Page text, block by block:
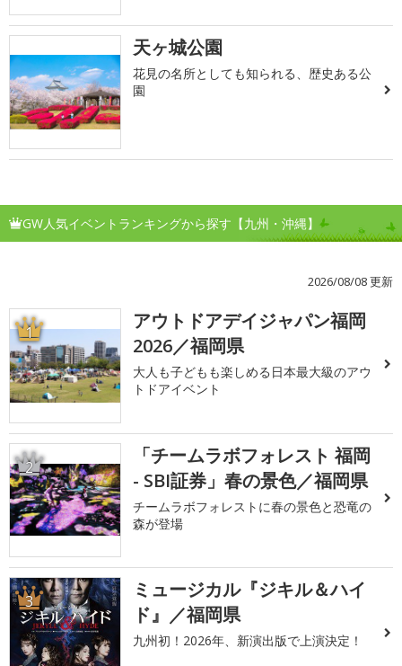
天ヶ城公園
花見の名所としても知られる、歴史ある公
園
GW人気イベントランキングから探す【九州・沖縄】
2026/08/08 更新
1
アウトドアデイジャパン福岡
2026／福岡県
大人も子どもも楽しめる日本最大級のアウ
トドアイベント
2
「チームラボフォレスト 福岡
- SBI証券」春の景色／福岡県
チームラボフォレストに春の景色と恐竜の
森が登場
3
ミュージカル『ジキル＆ハイ
ド』／福岡県
九州初！2026年、新演出版で上演決定！